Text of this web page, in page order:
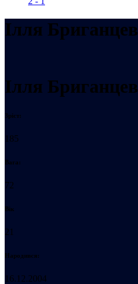
Ілля Бриганцев
Ілля Бриганцев
Зріст:
185
Вага:
72
Вік
21
Народився:
16.12.2004